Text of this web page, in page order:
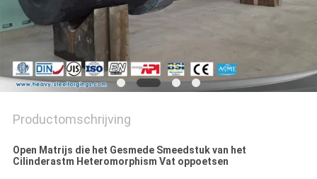
Productomschrijving
Open Matrijs die het Gesmede Smeedstuk van het
Cilinderastm Heteromorphism Vat oppoetsen